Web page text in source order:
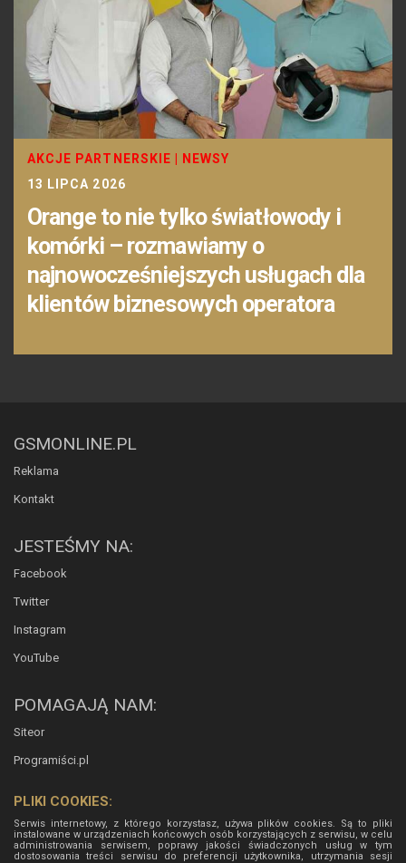
AKCJE PARTNERSKIE
NEWSY
13 LIPCA 2026
Orange to nie tylko światłowody i
komórki – rozmawiamy o
najnowocześniejszych usługach dla
klientów biznesowych operatora
GSMONLINE.PL
Reklama
Kontakt
JESTEŚMY NA:
Facebook
Twitter
Instagram
YouTube
POMAGAJĄ NAM:
Siteor
Programiści.pl
PLIKI COOKIES:
Serwis internetowy, z którego korzystasz, używa plików cookies. Są to pliki
instalowane w urządzeniach końcowych osób korzystających z serwisu, w celu
administrowania serwisem, poprawy jakości świadczonych usług w tym
dostosowania treści serwisu do preferencji użytkownika, utrzymania sesji